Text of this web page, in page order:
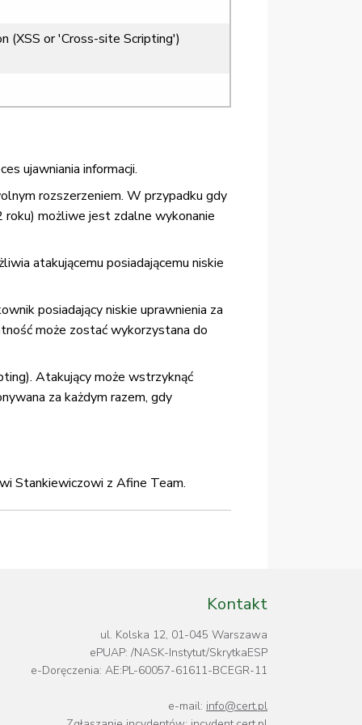
(XSS or 'Cross-site Scripting')
ujawniania informacji.
rozszerzeniem. W przypadku gdy
możliwe jest zdalne wykonanie
atakującemu posiadającemu niskie
posiadający niskie uprawnienia za
może zostać wykorzystana do
Atakujący może wstrzyknąć
za każdym razem, gdy
Stankiewiczowi z Afine Team.
Kontakt
ul. Kolska 12, 01-045 Warszawa
ePUAP: /NASK-Instytut/SkrytkaESP
e-Doręczenia: AE:PL-60057-61611-BCEGR-11
e-mail: info@cert.pl